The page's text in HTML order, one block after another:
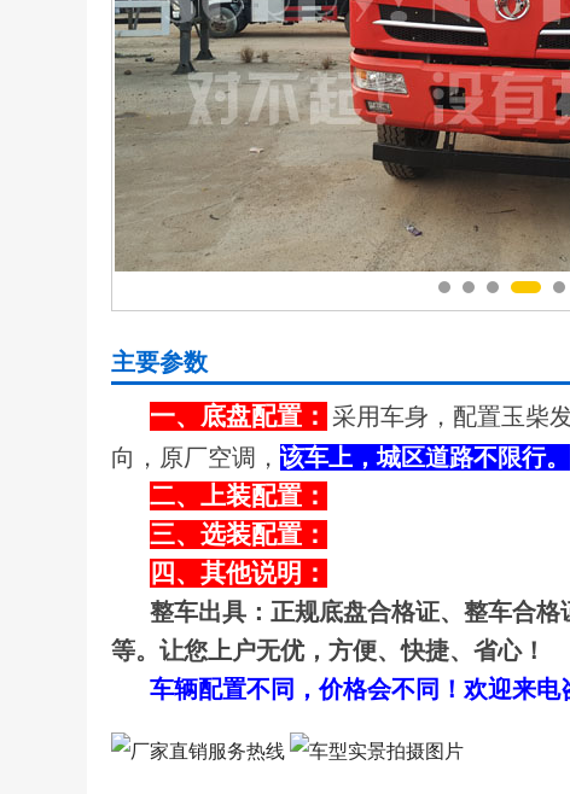
主要参数
一、底盘配置： 采用车身，配置玉柴
向，原厂空调， 该车上，城区道路不限行。
二、上装配置：
三、选装配置：
四、其他说明：
整车出具：正规底盘合格证、整车合
等。让您上户无优，方便、快捷、省心！
车辆配置不同，价格会不同！欢迎来电